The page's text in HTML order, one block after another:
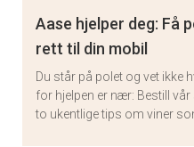
Aase hjelper deg: Få
rett til din mobil
Du står på polet og vet ikke
for hjelpen er nær: Bestill
to ukentlige tips om viner